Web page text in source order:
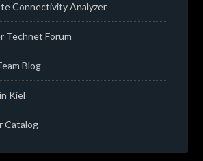
Connectivity Analyzer
Technet Forum
Blog
Kiel
Catalog